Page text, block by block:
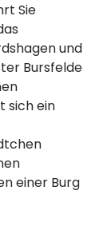
Sie
und
Bursfelde
sich ein
einer Burg